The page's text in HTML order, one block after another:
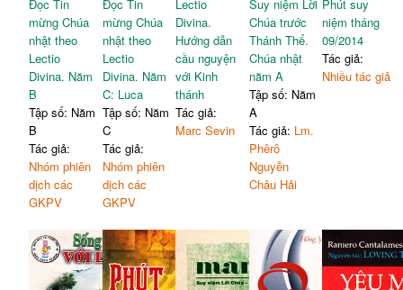
Đọc Tin
mừng Chúa
nhật theo
Lectio
Divina. Năm
B
Tập số: Năm
B
Tác giả:
Nhóm phiên
dịch các
GKPV
Đọc Tin
mừng Chúa
nhật theo
Lectio
Divina. Năm
C: Luca
Tập số: Năm
C
Tác giả:
Nhóm phiên
dịch các
GKPV
Lectio
Divina.
Hướng dẫn
cầu nguyện
với Kinh
thánh
Tác giả:
Marc Sevin
Suy niệm Lời
Chúa trước
Thánh Thể.
Chúa nhật
năm A
Tập số: Năm
A
Tác giả: Lm.
Phêrô
Nguyễn
Châu Hải
Phút suy
niệm tháng
09/2014
Tác giả:
Nhiều tác giả